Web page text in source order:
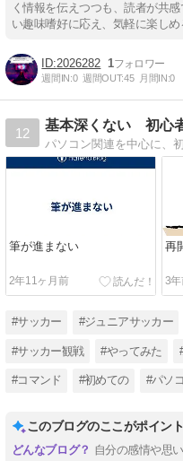
く情報を伝えつつも、読者が共
い趣味嗜好に応え、気軽に楽しめ
2026282 1
週間IN:0 週間OUT:45 月間IN:0
12
基本深くない 初心
筆が進まない
2年11ヶ月前
再
3
#サッカー #ジュニアサッカー
#サッカー観戦 #やってみた
#コマンド #初めての #パソ
このブログのここがポイント
自分の感情や思